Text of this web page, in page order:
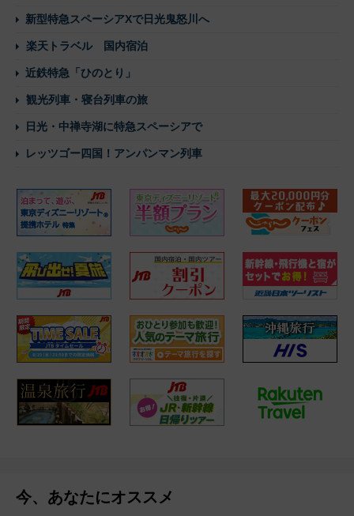
新型特急スペーシアXで日光鬼怒川へ
楽天トラベル 国内宿泊
近鉄特急「ひのとり」
観光列車・寝台列車の旅
日光・中禅寺湖に特急スペーシアで
レッツゴー四国！アンパンマン列車
今、あなたにオススメ